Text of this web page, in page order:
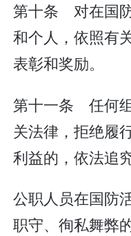
第十条 对在国
和个人，依照有
表彰和奖励。
第十一条 任何
关法律，拒绝履
利益的，依法追
公职人员在国防
职守、徇私舞弊